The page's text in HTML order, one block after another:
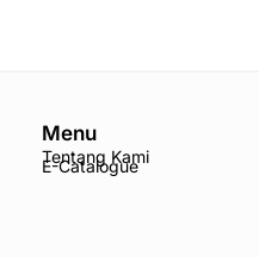
Menu
Tentang Kami
E-Catalogue